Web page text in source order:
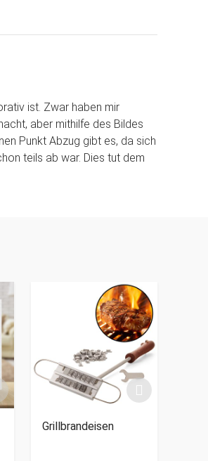
ist. Zwar haben mir
aber mithilfe des Bildes
Punkt Abzug gibt es, da sich
teils ab war. Dies tut dem
Grillbrandeisen